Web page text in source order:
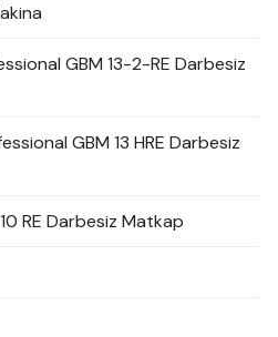
GBM 13-2-RE Darbesiz
GBM 13 HRE Darbesiz
RE Darbesiz Matkap